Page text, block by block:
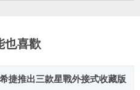
也喜歡
捷推出三款星戰外接式收藏版